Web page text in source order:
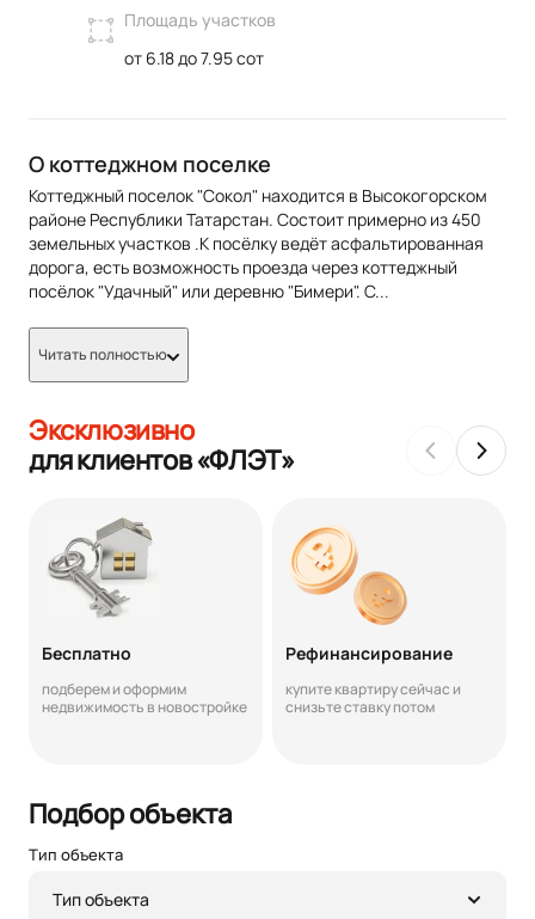
Площадь участков
от 6.18 до 7.95 сот
О коттеджном поселке
Коттеджный поселок "Сокол" находится в Высокогорском
районе Республики Татарстан. Состоит примерно из 450
земельных участков .К посёлку ведёт асфальтированная
дорога, есть возможность проезда через коттеджный
посёлок "Удачный" или деревню "Бимери". С...
Читать полностью
Эксклюзивно
для клиентов «ФЛЭТ»
Бесплатно
подберем и оформим
недвижимость в новостройке
Рефинансирование
купите квартиру сейчас и
снизьте ставку потом
Подбор объекта
Тип объекта
Тип объекта